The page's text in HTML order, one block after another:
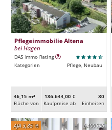
Pflegeimmobilie Altena
bei Hagen
DAS Immo Rating
Kategorien
Pflege, Neubau
46,15 m²
Fläche von
186.644,00 €
Kaufpreise ab
80
Ein­heiten
DA00536
AfA 3,85 %